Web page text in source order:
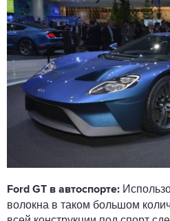
Ford GT в автоспорте:
волокна в таком большом